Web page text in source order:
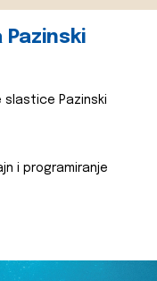
slastice Pazinski
i programiranje